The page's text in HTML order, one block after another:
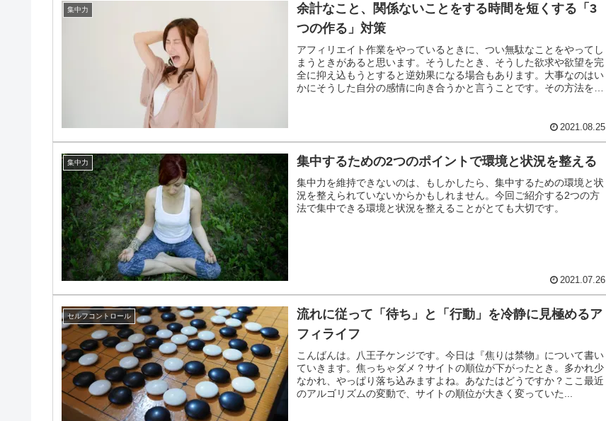
集中力
余計なこと、関係ないことをする時間を短くする「3
つの作る」対策
アフィリエイト作業をやっているときに、つい無駄なことをやってし
まうときがあると思います。そうしたとき、そうした欲求や欲望を完
全に抑え込もうとすると逆効果になる場合もあります。大事なのはい
かにそうした自分の感情に向き合うかと言うことです。その方法をご
2021.08.25
集中力 集中するための2つのポイントで環境と状況を整える
集中力を維持できないのは、もしかしたら、集中するための環境と状
況を整えられていないからかもしれません。今回ご紹介する2つの方
法で集中できる環境と状況を整えることがとても大切です。
2021.07.26
セルフコントロール
流れに従って「待ち」と「行動」を冷静に見極めるア
フィライフ
こんばんは。八王子ケンジです。今日は『焦りは禁物』について書い
ていきます。焦っちゃダメ？サイトの順位が下がったとき。多かれ少
なかれ、やっぱり落ち込みますよね。あなたはどうですか？ここ最近
のアルゴリズムの変動で、サイトの順位が大きく変っていた...